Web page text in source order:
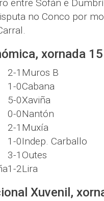
entre Sofán e
no Conco por
xornada 15
2-1 Muros B
1-0Cabana
5-0Xaviña
0-0Nantón
2-1 Muxía
1-0Indep. Carballo
3-1 Outes
1-2Lira
Xuvenil,